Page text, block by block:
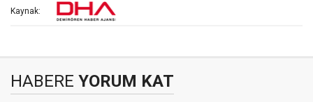
Kaynak:
HABERE YORUM KAT